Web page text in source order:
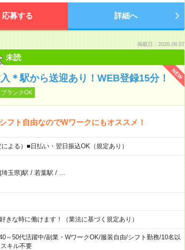
応募する 詳細へ
掲載日：2026.08.07
未読
NEW
駅から送迎あり！WEB登録15分！
ブランクOK
フト自由なのでWワークにもオススメ！
る）■日払い・翌日振込OK（規定あり）
埼玉県)駅 / 若葉駅 /
きな時に働けます！（業法に基づく規定あり）
～50代活躍中/副業・WワークOK/服装自由/シフト勤務/10名以
キル不要